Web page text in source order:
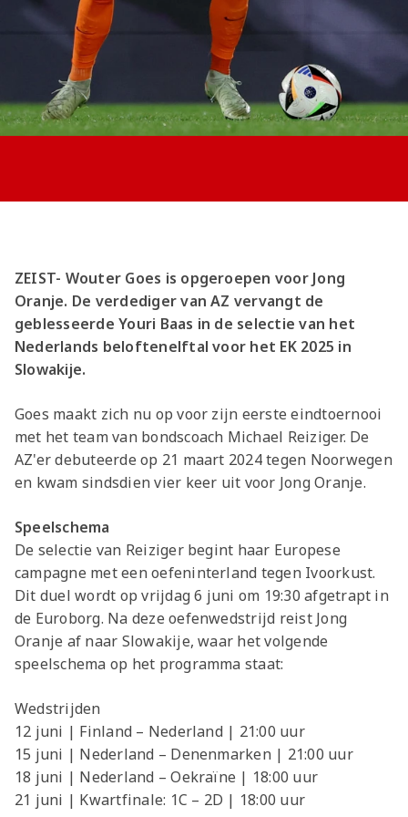
Jong AZ
Seizoenkaart
ZEIST- Wouter Goes is opgeroepen voor Jong
Oranje. De verdediger van AZ vervangt de
geblesseerde Youri Baas in de selectie van het
Nederlands beloftenelftal voor het EK 2025 in
Slowakije.
Goes maakt zich nu op voor zijn eerste eindtoernooi
met het team van bondscoach Michael Reiziger. De
AZ'er debuteerde op 21 maart 2024 tegen Noorwegen
en kwam sindsdien vier keer uit voor Jong Oranje.
Speelschema
De selectie van Reiziger begint haar Europese
campagne met een oefeninterland tegen Ivoorkust.
Dit duel wordt op vrijdag 6 juni om 19:30 afgetrapt in
de Euroborg. Na deze oefenwedstrijd reist Jong
Oranje af naar Slowakije, waar het volgende
speelschema op het programma staat:
Wedstrijden
12 juni | Finland – Nederland | 21:00 uur
15 juni | Nederland – Denenmarken | 21:00 uur
18 juni | Nederland – Oekraïne | 18:00 uur
21 juni | Kwartfinale: 1C – 2D | 18:00 uur